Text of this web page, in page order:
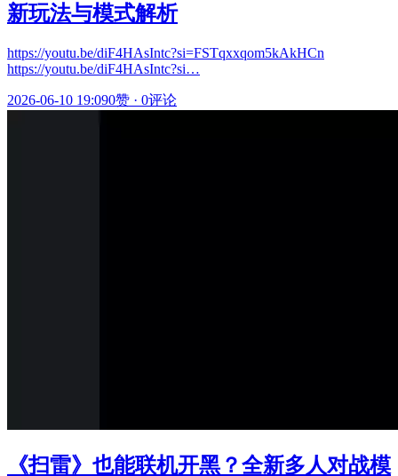
新玩法与模式解析
https://youtu.be/diF4HAsIntc?si=FSTqxxqom5kAkHCn
https://youtu.be/diF4HAsIntc?si…
2026-06-10 19:090赞 · 0评论
《扫雷》也能联机开黑？全新多人对战模